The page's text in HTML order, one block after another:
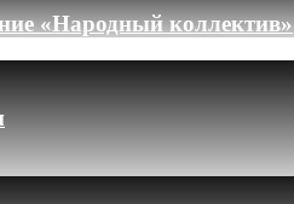
«Народный коллектив»